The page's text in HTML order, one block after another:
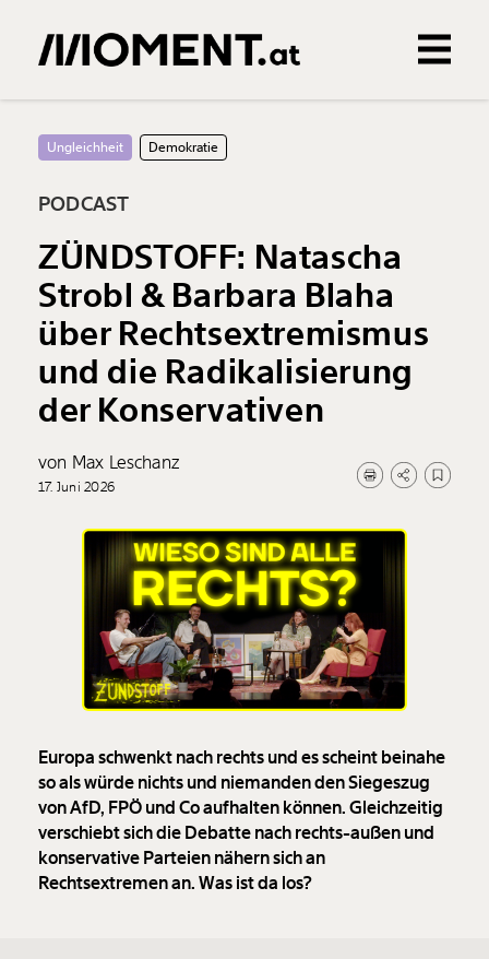
0Treffer
Ungleichheit Demokratie
PODCAST
ZÜNDSTOFF: Natascha
Strobl & Barbara Blaha
über Rechtsextremismus
und die Radikalisierung
der Konservativen
von Max Leschanz
17. Juni 2026
Europa schwenkt nach rechts und es scheint beinahe
so als würde nichts und niemanden den Siegeszug
von AfD, FPÖ und Co aufhalten können. Gleichzeitig
verschiebt sich die Debatte nach rechts-außen und
konservative Parteien nähern sich an
Rechtsextremen an. Was ist da los?